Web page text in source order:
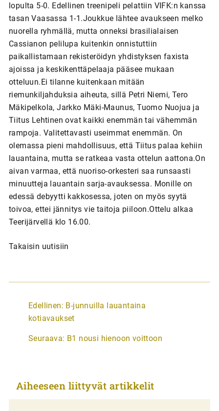
lopulta 5-0. Edellinen treenipeli pelattiin VIFK:n kanssa
tasan Vaasassa 1-1.Joukkue lähtee avaukseen melko
nuorella ryhmällä, mutta onneksi brasilialaisen
Cassianon pelilupa kuitenkin onnistuttiin
paikallistamaan rekisteröidyn yhdistyksen faxista
ajoissa ja keskikenttäpelaaja pääsee mukaan
otteluun.Ei tilanne kuitenkaan mitään
riemunkiljahduksia aiheuta, sillä Petri Niemi, Tero
Mäkipelkola, Jarkko Mäki-Maunus, Tuomo Nuojua ja
Tiitus Lehtinen ovat kaikki enemmän tai vähemmän
rampoja. Valitettavasti useimmat enemmän. On
olemassa pieni mahdollisuus, että Tiitus palaa kehiin
lauantaina, mutta se ratkeaa vasta ottelun aattona.On
aivan varmaa, että nuoriso-orkesteri saa runsaasti
minuutteja lauantain sarja-avauksessa. Monille on
edessä debyytti kakkosessa, joten on myös syytä
toivoa, ettei jännitys vie taitoja piiloon.Ottelu alkaa
Teerijärvellä klo 16.00.
Takaisin uutisiin
A
r
i
e
Edellinen: B-junnuilla lauantaina
kotiavaukset
Seuraava: B1 nousi hienoon voittoon
Aiheeseen liittyvät artikkelit